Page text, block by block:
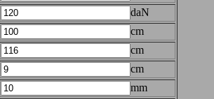
daN
cm
cm
cm
mm